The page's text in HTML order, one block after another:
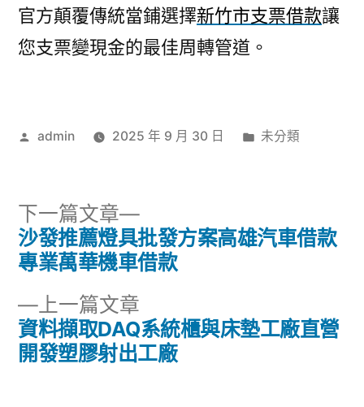
官方顛覆傳統當鋪選擇新竹市支票借款讓
您支票變現金的最佳周轉管道。
作
admin 2025 年 9 月 30 日
分
未分類
文
導
覽
上一篇文章
一
篇
資料擷取DAQ系統櫃與床墊工廠直營
開發塑膠射出工廠
下一篇文章
下
一
篇
沙發推薦燈具批發方案高雄汽車借款
專業萬華機車借款